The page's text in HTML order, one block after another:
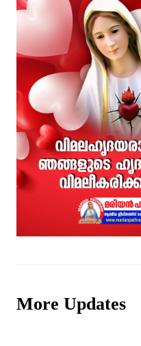
More Updates